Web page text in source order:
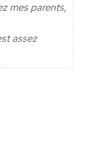
mes parents,
assez